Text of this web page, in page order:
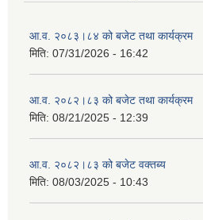
आ.व. २०८३।८४ को बजेट तथा कार्यक्रम
मिति: 07/31/2026 - 16:42
आ.व. २०८२।८३ को बजेट तथा कार्यक्रम
मिति: 08/21/2025 - 12:39
आ.व. २०८२।८३ को बजेट वक्तब्य
मिति: 08/03/2025 - 10:43